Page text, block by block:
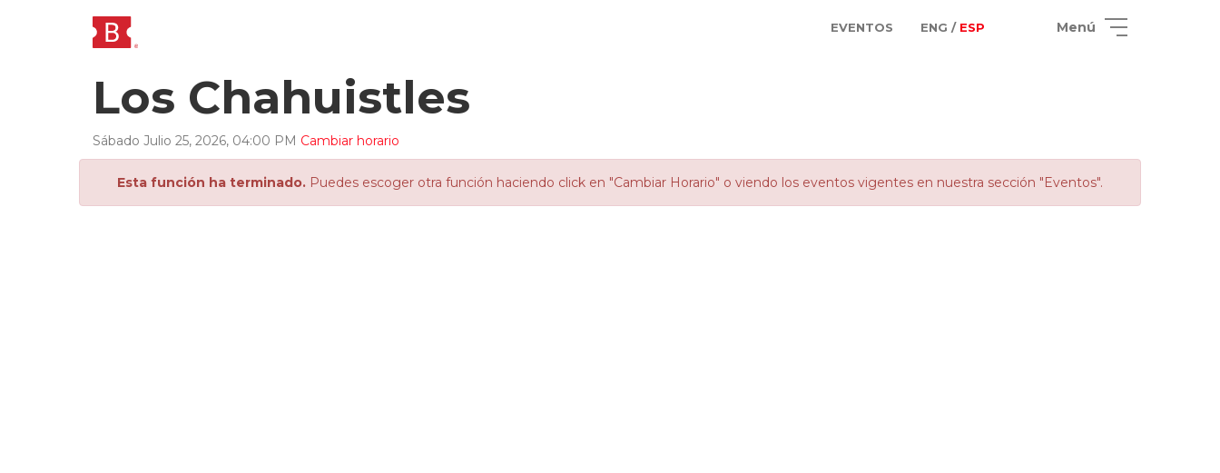
EVENTOS ENG / ESP Menú
Los Chahuistles
Sábado Julio 25, 2026, 04:00 PM Cambiar horario
Esta función ha terminado. Puedes escoger otra función haciendo click en "Cambiar Horario" o viendo los eventos vigentes en nuestra sección "Eventos".